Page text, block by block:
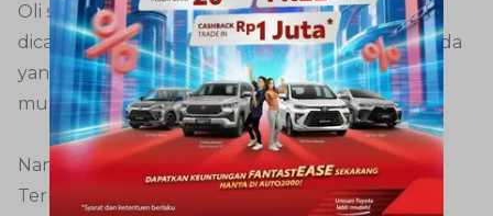
Oli sebagai komponen fast moving tentu sangat
dicari-cari oleh setiap pemilik mobil. Tentu saat ada
yang menawarkan harga oli toyota Avanza yang
murah langsung menarik minat kita, bukan?
Namun justru di situlah Anda harus waspada.
Terlebih yang menjual oli murah untuk Avanza